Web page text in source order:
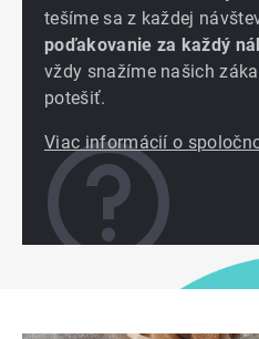
tešíme sa z každej
poďakovanie za každý
vždy snažíme našich
potešiť.
Viac informácií o